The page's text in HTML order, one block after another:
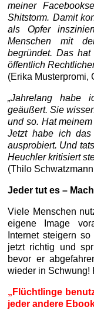
meiner
Shitstorm. Damit
als Opfer
Menschen mit
begründet. Das
öffentlich
(Erika Musterpromi,
„Jahrelang habe
geäußert. Sie
und so. Hat
Jetzt habe ich
ausprobiert. Und
Heuchler kritisiert
(Thilo
Jeder tut es –
Viele Menschen
eigene Image
Internet steigern
jetzt richtig und
bevor er
wieder in Schwung!
„Flüchtlinge
jeder andere